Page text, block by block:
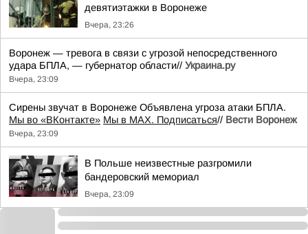
девятиэтажки в Воронеже
Вчера, 23:26
Воронеж — тревога в связи с угрозой непосредственного
удара БПЛА, — губернатор области// Украина.ру
Вчера, 23:09
Сирены звучат в Воронеже Объявлена угроза атаки БПЛА.
Мы во «ВКонтакте» Мы в MAX. Подписаться// Вести Воронеж
Вчера, 23:09
В Польше неизвестные разгромили
бандеровский мемориал
Вчера, 23:09